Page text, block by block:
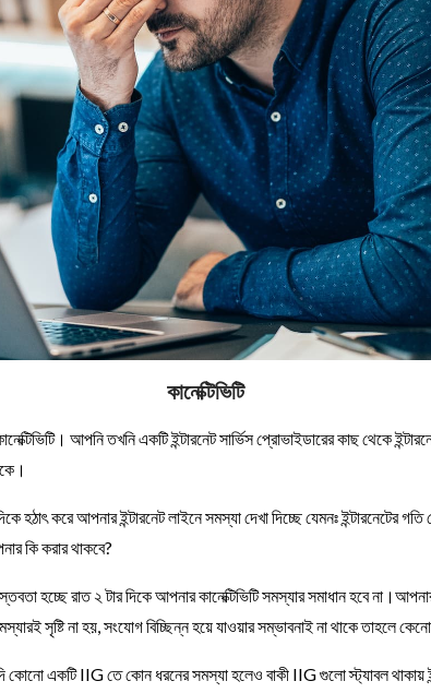
কানেক্টিভিটি
আপনি তখনি একটি ইন্টারনেট সার্ভিস প্রোভাইডারের কাছ থেকে
করে আপনার ইন্টারনেট লাইনে সমস্যা দেখা দিচ্ছে যেমনঃ ইন্টারনেটের
কি করার থাকবে?
হচ্ছে রাত ২ টার দিকে আপনার কানেক্টিভিটি সমস্যার সমাধান হবে
সৃষ্টি না হয়, সংযোগ বিচ্ছিন্ন হয়ে যাওয়ার সম্ভাবনাই না থাকে তাহলে
একটি IIG তে কোন ধরনের সমস্যা হলেও বাকী IIG গুলো স্ট্যাবল থাকায়